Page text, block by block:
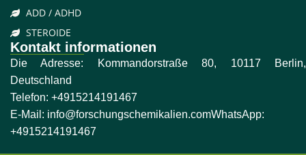
ADD / ADHD
STEROIDE
Kontakt informationen
Die Adresse: Kommandorstraße 80, 10117 Berlin,
Deutschland
Telefon: +4915214191467
E-Mail: info@forschungschemikalien.comWhatsApp:
+4915214191467